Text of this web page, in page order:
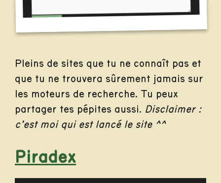
Pleins de sites que tu ne connaît pas et
que tu ne trouvera sûrement jamais sur
les moteurs de recherche. Tu peux
partager tes pépites aussi. Disclaimer :
c’est moi qui est lancé le site ^^
Piradex